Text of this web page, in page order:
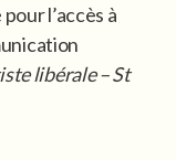
l’accès à
libérale – St